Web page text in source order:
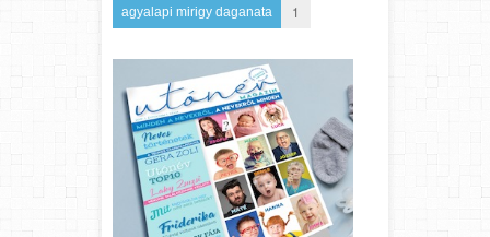
agyalapi mirigy daganata 1